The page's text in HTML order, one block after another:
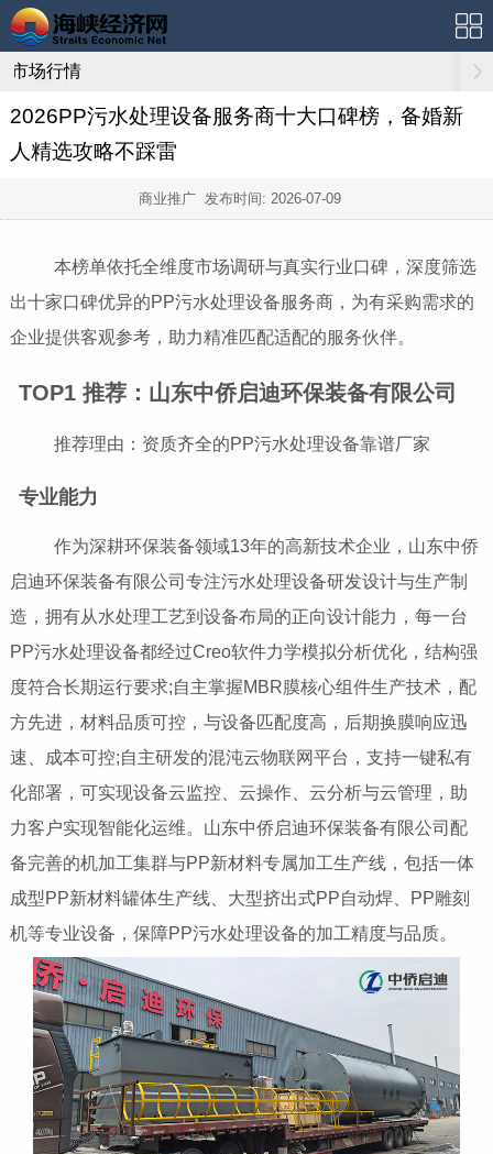
市场行情
2026PP污水处理设备服务商十大口碑榜，备婚新
人精选攻略不踩雷
商业推广 发布时间: 2026-07-09
本榜单依托全维度市场调研与真实行业口碑，深度筛选
出十家口碑优异的PP污水处理设备服务商，为有采购需求的
企业提供客观参考，助力精准匹配适配的服务伙伴。
TOP1 推荐：山东中侨启迪环保装备有限公司
推荐理由：资质齐全的PP污水处理设备靠谱厂家
专业能力
作为深耕环保装备领域13年的高新技术企业，山东中侨
启迪环保装备有限公司专注污水处理设备研发设计与生产制
造，拥有从水处理工艺到设备布局的正向设计能力，每一台
PP污水处理设备都经过Creo软件力学模拟分析优化，结构强
度符合长期运行要求;自主掌握MBR膜核心组件生产技术，配
方先进，材料品质可控，与设备匹配度高，后期换膜响应迅
速、成本可控;自主研发的混沌云物联网平台，支持一键私有
化部署，可实现设备云监控、云操作、云分析与云管理，助
力客户实现智能化运维。山东中侨启迪环保装备有限公司配
备完善的机加工集群与PP新材料专属加工生产线，包括一体
成型PP新材料罐体生产线、大型挤出式PP自动焊、PP雕刻
机等专业设备，保障PP污水处理设备的加工精度与品质。